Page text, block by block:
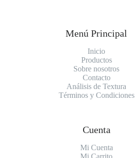
Menú Principal
Inicio
Productos
Sobre nosotros
Contacto
Análisis de Textura
Términos y Condiciones
Cuenta
Mi Cuenta
Mi Carrito